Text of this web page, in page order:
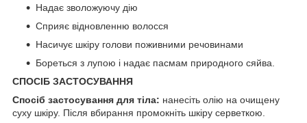
Надає зволожуючу дію
Сприяє відновленню волосся
Насичує шкіру голови поживними речовинами
Бореться з лупою і надає пасмам природного сяйва.
СПОСІБ ЗАСТОСУВАННЯ
Спосіб застосування для тіла: нанесіть олію на очищену
суху шкіру. Після вбирання промокніть шкіру серветкою.